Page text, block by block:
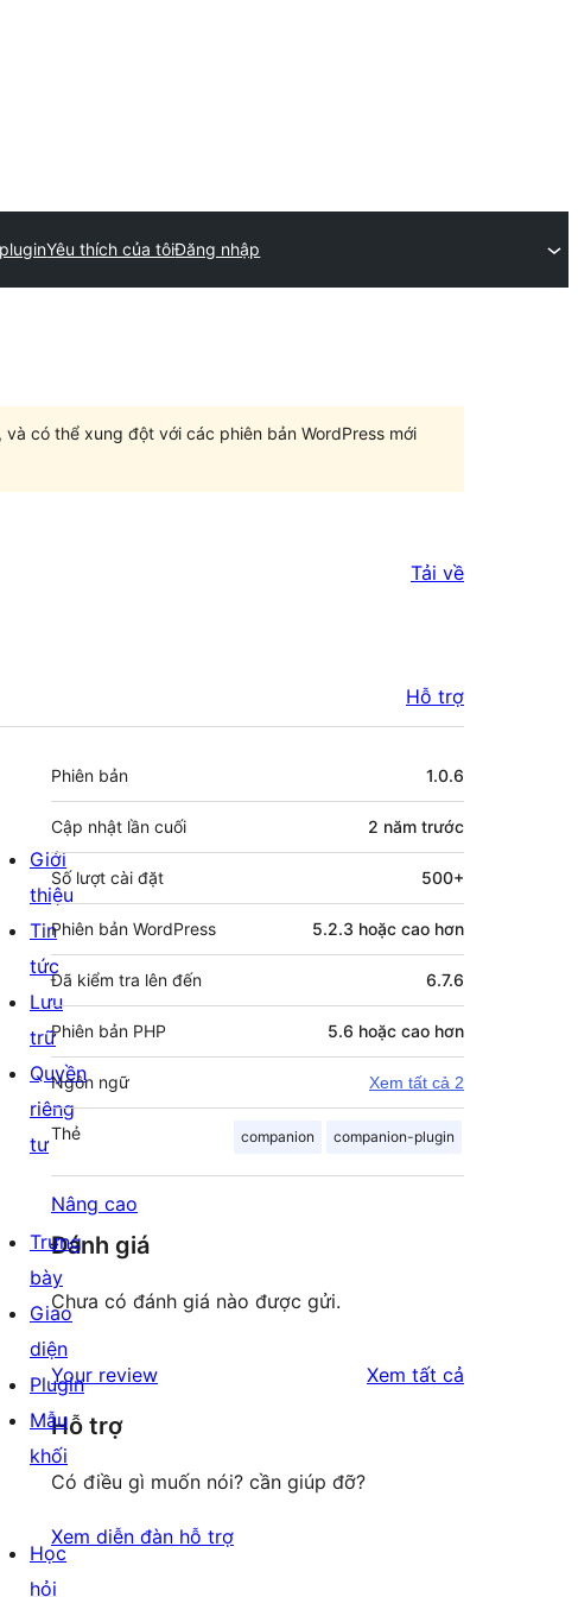
Yêu thích của tôiĐăng nhập
có thể xung đột với các phiên bản WordPress mới
Tải về
Hỗ trợ
Meta
Phiên bản 1.0.6
Cập nhật lần cuối 2 năm trước
Số lượt cài đặt 500+
Phiên bản WordPress 5.2.3 hoặc cao hơn
Đã kiểm tra lên đến 6.7.6
Phiên bản PHP 5.6 hoặc cao hơn
Ngôn ngữ Xem tất cả 2
Thẻ companion companion-plugin
Nâng cao
Đánh giá
Chưa có đánh giá nào được gửi.
Your review Xem tất cả
Hỗ trợ
Có điều gì muốn nói? cần giúp đỡ?
Xem diễn đàn hỗ trợ
Giới
thiệu
Tin
tức
Lưu
trữ
Quyền
riêng
tư
Trưng
bày
Giao
diện
Plugin
Mẫu
khối
Học
hỏi